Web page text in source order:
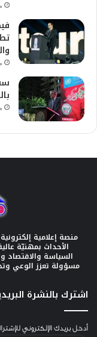
منصة إعلامية
الأحداث بمهنيّة
السياسة والاقتصاد
مسؤولة تعزز الوعي
اشترك بالنشرة
أدخل بريدك الإلكتروني